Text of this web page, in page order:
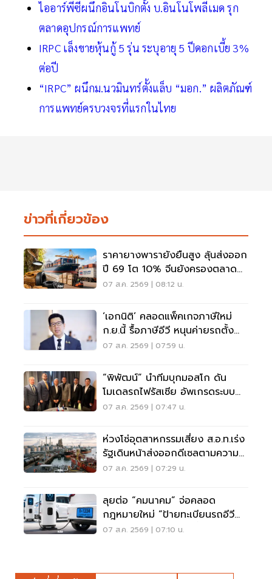
ไออาร์พีซีผนึกอินโนบิกตั้ง บ.อินโนโพลีเมด รุก
ตลาดอุปกรณ์การแพทย์
IRPC เล็งขายหุ้นกู้ 5 รุ่น ระบุอายุ 5 ปีดอกเบี้ย 3%
ต่อปี
“IRPC” ผนึกม.นวมินทร์ตั้งแล็บ “มอก.” ผลิตภัณฑ์
การแพทย์ครบวงจรที่แรกในไทย
ข่าวที่เกี่ยวข้อง
ราคายางพารายังยืนสูง ลุ้นส่งออก
ปี 69 โต 10% จีนยังครองตลาด
หลัก
07 ส.ค. 2569 | 08:12 น.
‘เอกนิติ’ คลอดแพ็คเกจภาษีใหม่
ก.ย.นี้ รื้อภาษีอีวี หนุนค่ายรถตั้ง
โรงงานในไทย
07 ส.ค. 2569 | 07:59 น.
“พิพัฒน์” นำทีมบุกมอสโก ดัน
โมเดลรถไฟรัสเซีย อัพเกรดระบบ
รางไทย
07 ส.ค. 2569 | 07:47 น.
ห่วงโซ่อุตสาหกรรมเสี่ยง ส.อ.ท.เร่ง
รัฐเดินหน้าส่งออกดีเซลตามความ
จำเป็น
07 ส.ค. 2569 | 07:29 น.
ลุยต่อ “คมนาคม” จ่อคลอด
กฎหมายใหม่ “ป้ายทะเบียนรถอีวี
สะท้อนแสง” บังคับใช้ปีนี้
07 ส.ค. 2569 | 07:10 น.